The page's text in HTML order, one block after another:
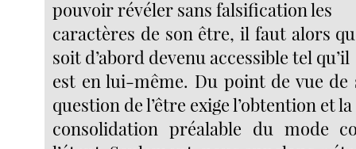
pouvoir révéler sans falsification les
caractères de son être, il faut alors
soit d’abord devenu accessible tel qu’il
est en lui-même. Du point de vue de
question de l’être exige l’obtention et la
consolidation préalable du mode